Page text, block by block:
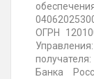
ОГРН
Банка